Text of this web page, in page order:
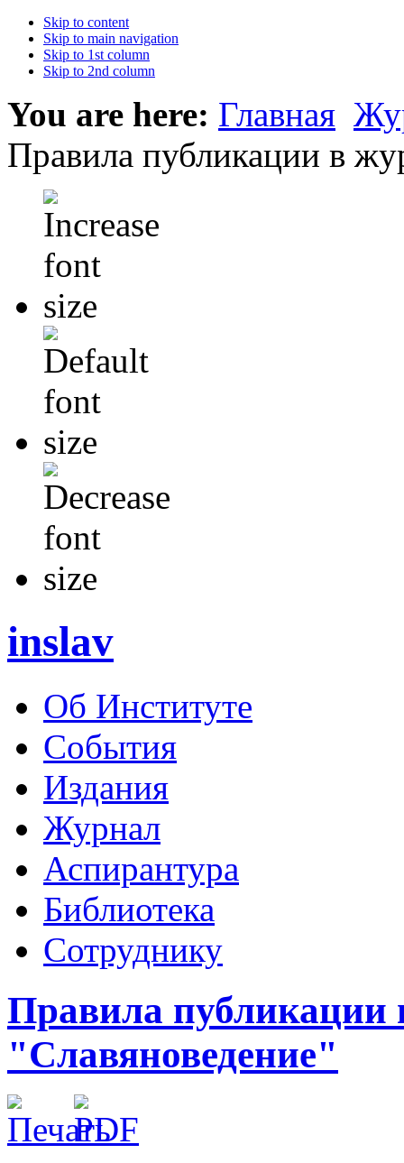
Skip to content
Skip to main navigation
Skip to 1st column
Skip to 2nd column
You are here: Главная
Правила публикации в
inslav
Об Институте
События
Издания
Журнал
Аспирантура
Библиотека
Сотруднику
Правила публикации
"Славяноведение"